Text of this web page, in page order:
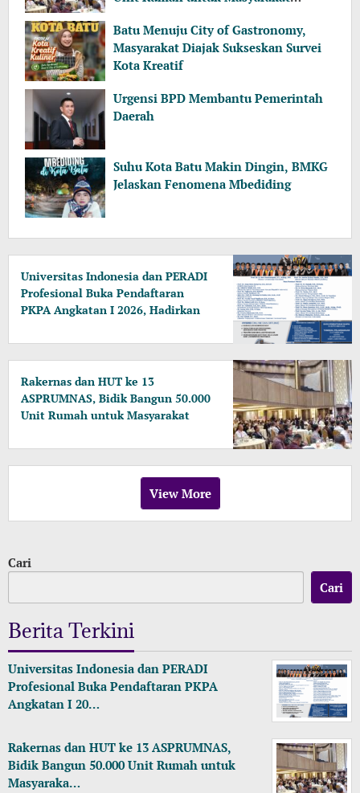
Batu Menuju City of Gastronomy,
Masyarakat Diajak Sukseskan Survei
Kota Kreatif
Urgensi BPD Membantu Pemerintah
Daerah
Suhu Kota Batu Makin Dingin, BMKG
Jelaskan Fenomena Mbediding
Universitas Indonesia dan PERADI
Profesional Buka Pendaftaran
PKPA Angkatan I 2026, Hadirkan
hingga KPK
Rakernas dan HUT ke 13
ASPRUMNAS, Bidik Bangun 50.000
Unit Rumah untuk Masyarakat
View More
Cari
Cari
Berita Terkini
Universitas Indonesia dan PERADI
Profesional Buka Pendaftaran PKPA
Angkatan I 20…
Rakernas dan HUT ke 13 ASPRUMNAS,
Bidik Bangun 50.000 Unit Rumah untuk
Masyaraka…